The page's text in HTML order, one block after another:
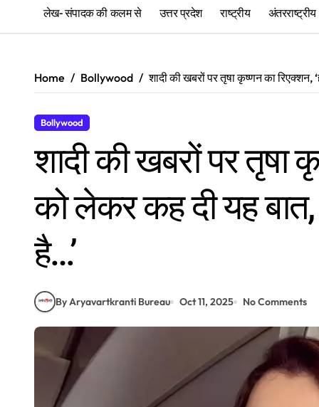
लेख- संपादक की कलम से उत्तर प्रदेश राष्ट्रीय अंतरराष्ट्रीय
Home Bollywood शादी की खबरों पर तृषा कृष्णन का रिएक्शन,
Bollywood
शादी की खबरों पर तृषा
को लेकर कह दी यह बात,
है…’
By Aryavartkranti Bureau Oct 11, 2025 No Comments